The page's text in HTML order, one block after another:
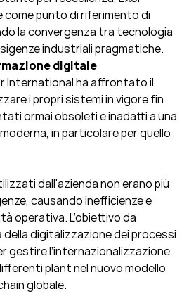
come punto di riferimento di
la convergenza tra tecnologia
industriali pragmatiche.
digitale
International ha affrontato il
i propri sistemi in vigore fin
ormai obsoleti e inadatti a una
in particolare per quello
dall'azienda non erano più
causando inefficienze e
operativa. L’obiettivo da
digitalizzazione dei processi
gestire l’internazionalizzazione
plant nel nuovo modello
globale.